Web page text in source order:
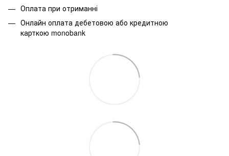
Оплата при отриманні
Онлайн оплата дебетовою або кредитною
карткою monobank